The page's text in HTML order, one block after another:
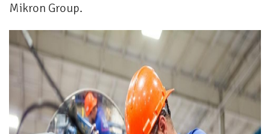
Mikron Group.